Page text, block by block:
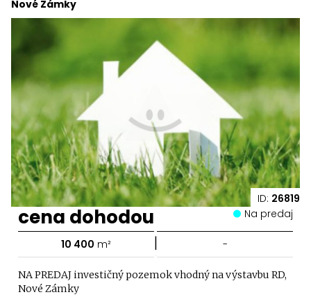
ID: 26819
Nové Zámky
cena dohodou Na predaj
10 400 m² | -
NA PREDAJ investičný pozemok vhodný na výstavbu RD,
Nové Zámky